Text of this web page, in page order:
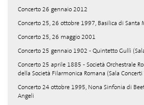
Concerto 26 gennaio 2012
Concerto 25, 26 ottobre 1997, Basilica di Santa
Concerto 25, 26 maggio 2001
Concerto 25 gennaio 1902 - Quintetto Gullì
Concerto 25 aprile 1885 - Società Orchestrale
della Società Filarmonica Romana (Sala Concerti
Concerto 24 ottobre 1995, Nona Sinfonia di
Angeli